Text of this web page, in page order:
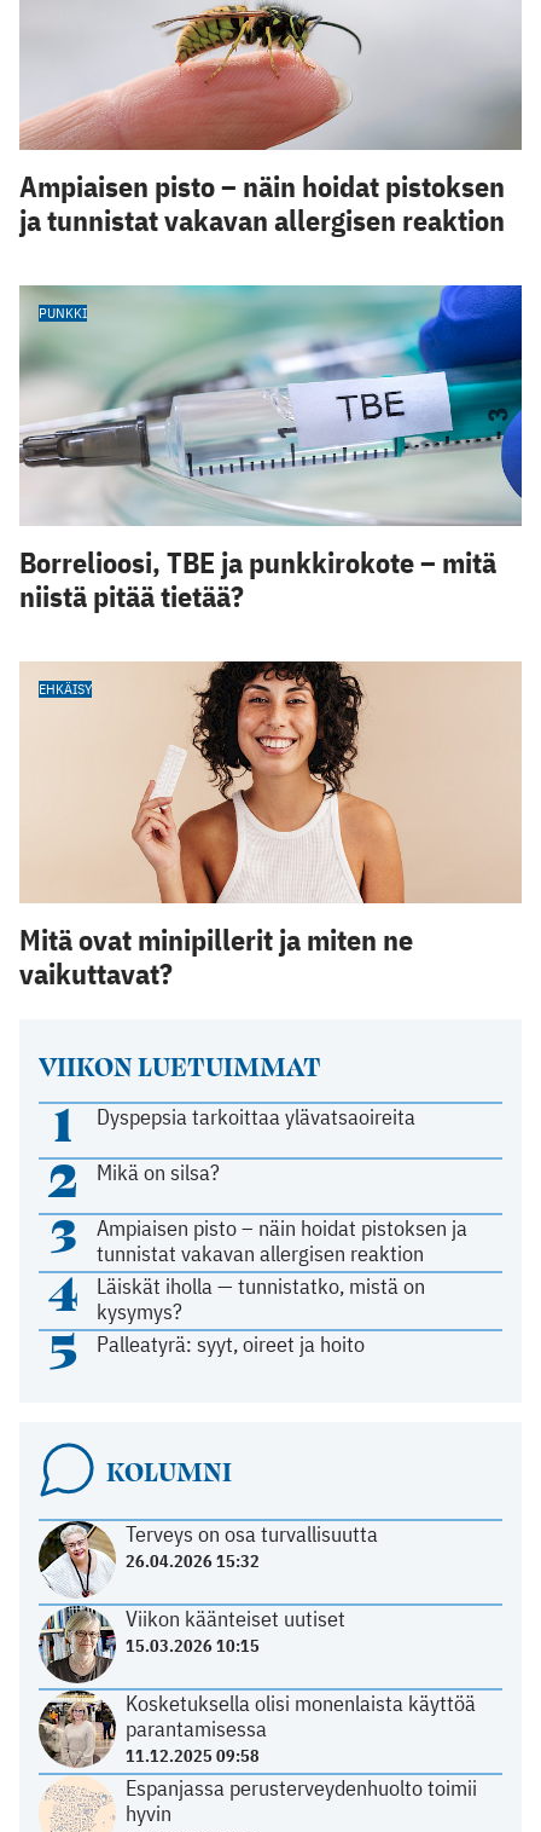
VIIKON LUETUIMMAT
1 Dyspepsia tarkoittaa ylävatsaoireita
2 Mikä on silsa?
3
Ampiaisen pisto – näin hoidat pistoksen ja
tunnistat vakavan allergisen reaktion
4
Läiskät iholla — tunnistatko, mistä on
kysymys?
5 Palleatyrä: syyt, oireet ja hoito
KOLUMNI
Terveys on osa turvallisuutta
26.04.2026 15:32
Viikon käänteiset uutiset
15.03.2026 10:15
Kosketuksella olisi monenlaista käyttöä
parantamisessa
11.12.2025 09:58
Espanjassa perusterveydenhuolto toimii
hyvin
Ampiaisen pisto – näin hoidat pistoksen
ja tunnistat vakavan allergisen reaktion
PUNKKI
Borrelioosi, TBE ja punkkirokote – mitä
niistä pitää tietää?
EHKÄISY
Mitä ovat minipillerit ja miten ne
vaikuttavat?